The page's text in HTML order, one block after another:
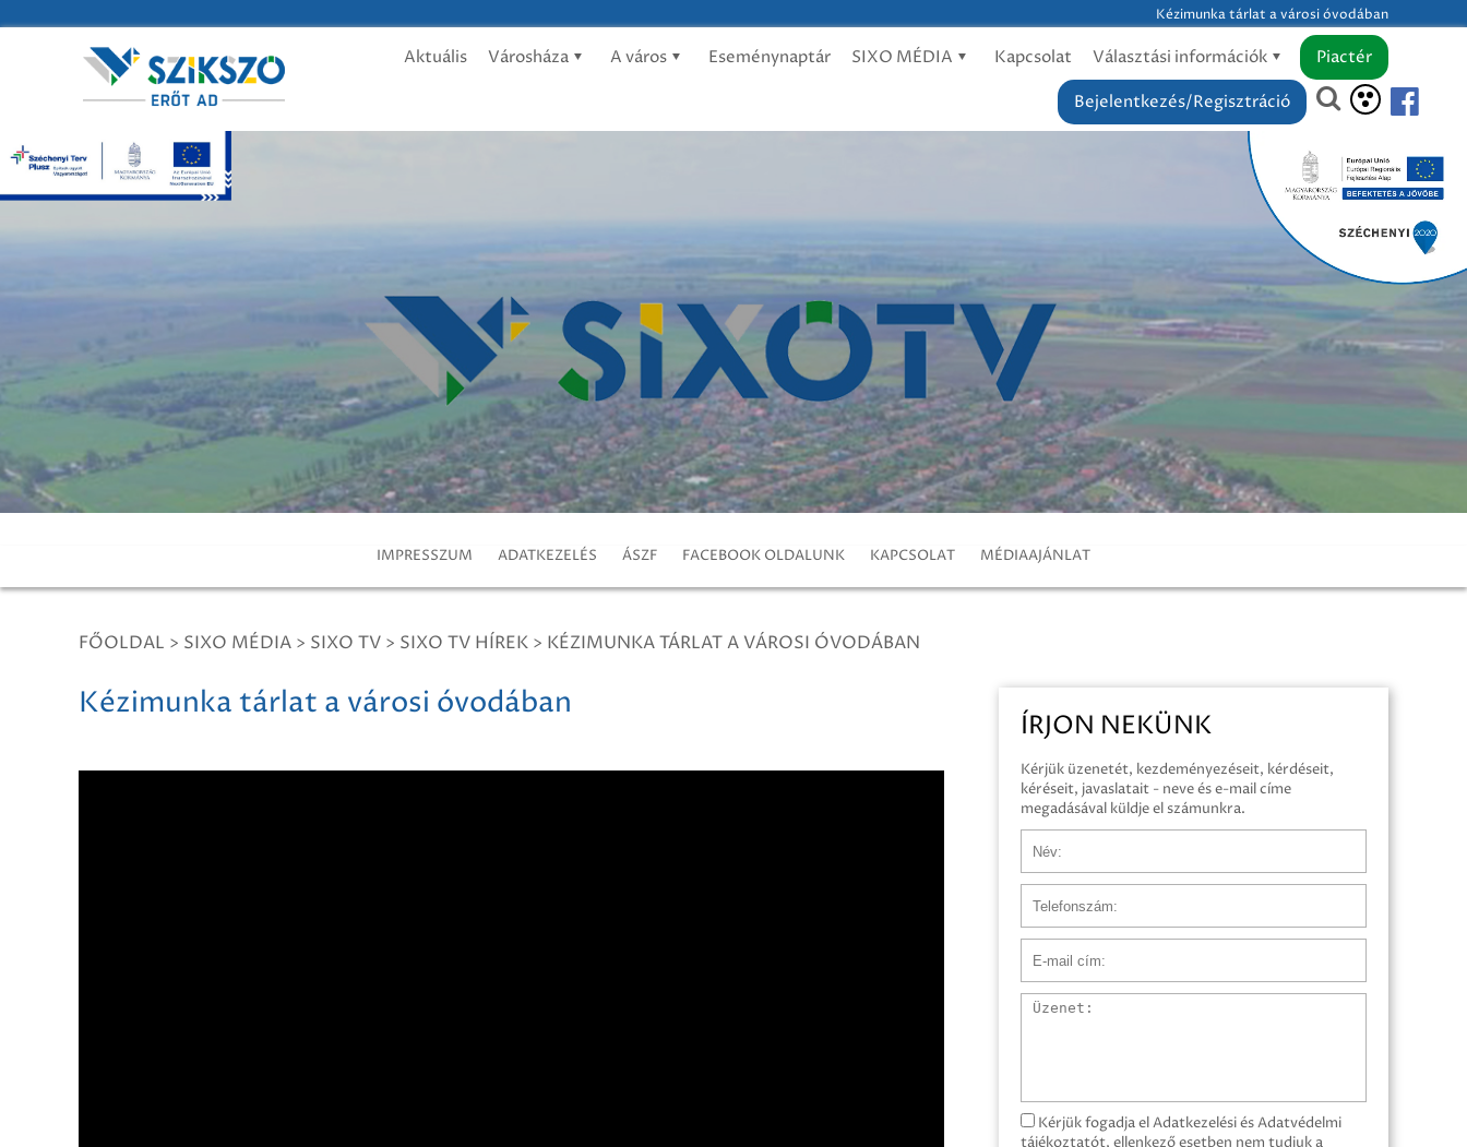
Kézimunka tárlat a városi óvodában
Aktuális Városháza A város Eseménynaptár SIXO MÉDIA Kapcsolat Választási információk
Piactér
Bejelentkezés/Regisztráció
IMPRESSZUM ADATKEZELÉS ÁSZF FACEBOOK OLDALUNK KAPCSOLAT MÉDIAAJÁNLAT
FŐOLDAL > SIXO MÉDIA > SIXO TV > SIXO TV HÍREK > KÉZIMUNKA TÁRLAT A VÁROSI ÓVODÁBAN
Kézimunka tárlat a városi óvodában
ÍRJON NEKÜNK
Kérjük üzenetét, kezdeményezéseit, kérdéseit,
kéréseit, javaslatait - neve és e-mail címe
megadásával küldje el számunkra.
Üzenet
Kérjük fogadja el Adatkezelési és Adatvédelmi
tájékoztatót, ellenkező esetben nem tudjuk a